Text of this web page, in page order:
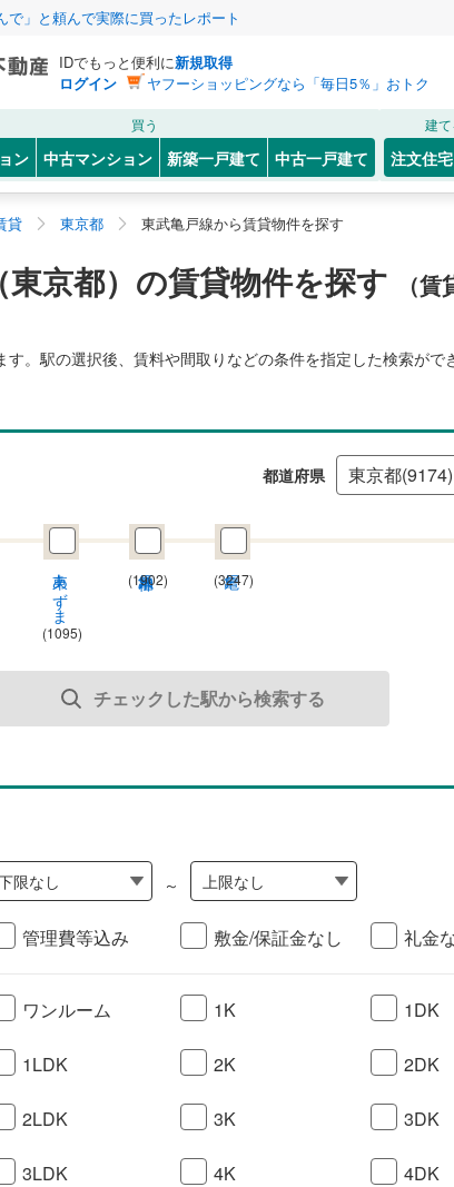
」と頼んで実際に買ったレポート
IDでもっと便利に新規取得
ログイン
ヤフーショッピングなら「毎日5％」おトク
買う
ン 中古マンション 新築一戸建て 中古一戸建て
建
注文住宅
貸 東京都 東武亀戸線から賃貸物件を探す
京都）の賃貸物件を探す （
す。駅の選択後、賃料や間取りなどの条件を指定した検索がで
都道府県
東あずま
(1095)
(1902) (3247)
チェックした駅から検索する
限なし ～ 上限なし
管理費等込み 敷金/保証金なし 礼金
ワンルーム 1K 1DK
1LDK 2K 2DK
2LDK 3K 3DK
3LDK 4K 4DK